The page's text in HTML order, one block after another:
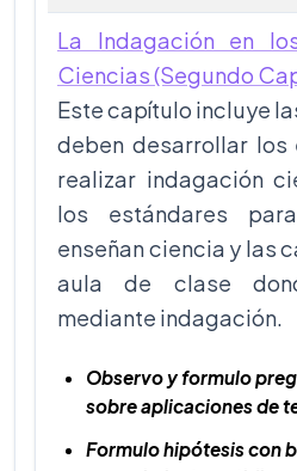
La Indagación en
Ciencias (Segundo
Este capítulo incluye
deben desarrollar los
realizar indagación
los estándares
enseñan ciencia y las
aula de clase
mediante indagación.
Observo y formulo
sobre aplicaciones de
Formulo hipótesis con